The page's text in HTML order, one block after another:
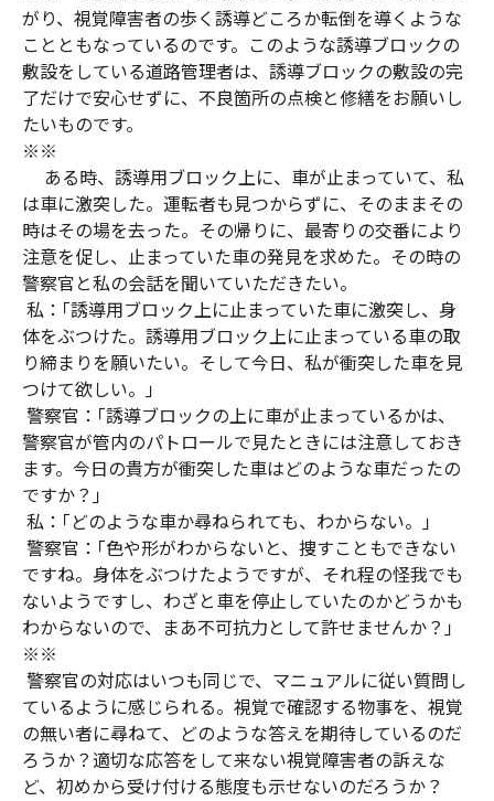
がり、視覚障害者の歩く誘導どころか転倒を導くような
ことともなっているのです。このような誘導ブロックの
敷設をしている道路管理者は、誘導ブロックの敷設の完
了だけで安心せずに、不良箇所の点検と修繕をお願いし
たいものです。
※※
ある時、誘導用ブロック上に、車が止まっていて、私
は車に激突した。運転者も見つからずに、そのままその
時はその場を去った。その帰りに、最寄りの交番により
注意を促し、止まっていた車の発見を求めた。その時の
警察官と私の会話を聞いていただきたい。
私：｢誘導用ブロック上に止まっていた車に激突し、身
体をぶつけた。誘導用ブロック上に止まっている車の取
り締まりを願いたい。そして今日、私が衝突した車を見
つけて欲しい。｣
警察官：｢誘導ブロックの上に車が止まっているかは、
警察官が管内のパトロールで見たときには注意しておき
ます。今日の貴方が衝突した車はどのような車だったの
ですか？｣
私：｢どのような車か尋ねられても、わからない。｣
警察官：｢色や形がわからないと、捜すこともできない
ですね。身体をぶつけたようですが、それ程の怪我でも
ないようですし、わざと車を停止していたのかどうかも
わからないので、まあ不可抗力として許せませんか？｣
※※
警察官の対応はいつも同じで、マニュアルに従い質問し
ているように感じられる。視覚で確認する物事を、視覚
の無い者に尋ねて、どのような答えを期待しているのだ
ろうか？適切な応答をして来ない視覚障害者の訴えな
ど、初めから受け付ける態度も示せないのだろうか？